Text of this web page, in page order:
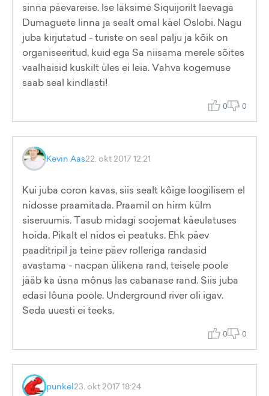
sinna päevareise. Ise läksime Siquijorilt laevaga
Dumaguete linna ja sealt omal käel Oslobi. Nagu
juba kirjutatud - turiste on seal palju ja kõik on
organiseeritud, kuid ega Sa niisama merele sõites
vaalhaisid kuskilt üles ei leia. Vahva kogemuse
saab seal kindlasti!
0 0
Kevin Aas22. okt 2017 12:21
Kui juba coron kavas, siis sealt kôige loogilisem el
nidosse praamitada. Praamil on hirm külm
siseruumis. Tasub midagi soojemat käeulatuses
hoida. Pikalt el nidos ei peatuks. Ehk päev
paaditripil ja teine päev rolleriga randasid
avastama - nacpan ülikena rand, teisele poole
jääb ka üsna mônus las cabanase rand. Siis juba
edasi lôuna poole. Underground river oli igav.
Seda uuesti ei teeks.
0 0
punkel23. okt 2017 18:24